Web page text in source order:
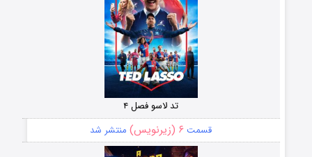
تد لاسو فصل ۴
قسمت ۶ (زیرنویس) منتشر شد